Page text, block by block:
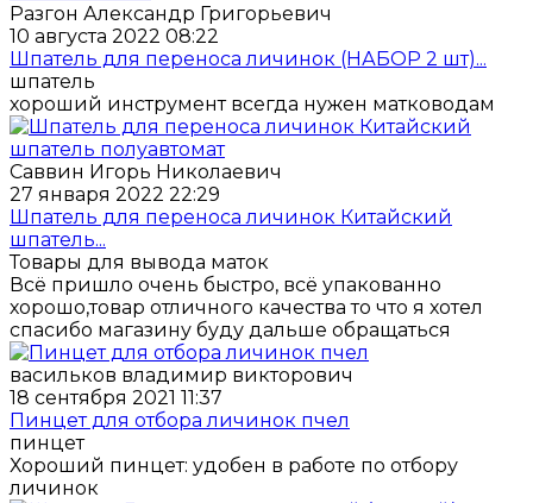
Разгон Александр Григорьевич
10 августа 2022 08:22
Шпатель для переноса личинок (НАБОР 2 шт)...
шпатель
хороший инструмент всегда нужен матководам
Саввин Игорь Николаевич
27 января 2022 22:29
Шпатель для переноса личинок Китайский
шпатель...
Товары для вывода маток
Всё пришло очень быстро, всё упакованно
хорошо,товар отличного качества то что я хотел
спасибо магазину буду дальше обращаться
васильков владимир викторович
18 сентября 2021 11:37
Пинцет для отбора личинок пчел
пинцет
Хороший пинцет: удобен в работе по отбору
личинок